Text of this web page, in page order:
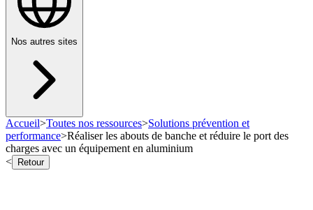
Nos autres sites
Accueil>Toutes nos ressources>Solutions prévention et
performance>Réaliser les abouts de banche et réduire le port des
charges avec un équipement en aluminium
<
Retour